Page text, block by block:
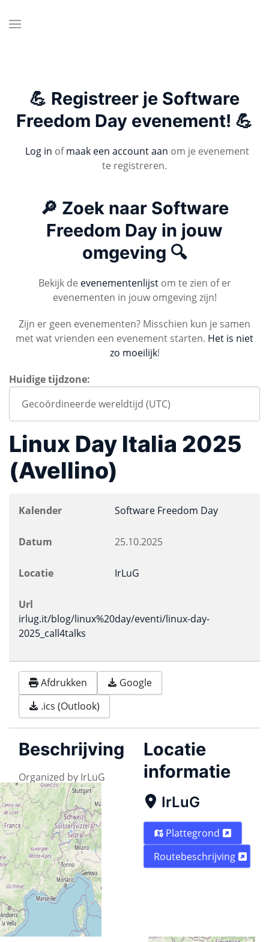
💪 Registreer je Software
Freedom Day evenement! 💪
Log in ofmaak een account aan om je evenement
te registreren.
🔎 Zoek naar Software
Freedom Day in jouw
omgeving 🔍
Bekijk de evenementenlijstom te zien of er
evenementen in jouw omgeving zijn!
Zijn er geen evenementen? Misschien kun je samen
met wat vrienden een evenement starten. Het is niet
zo moeilijk!
Huidige tijdzone:
Linux Day Italia 2025
(Avellino)
Kalender Software Freedom Day
Datum 25.10.2025
Locatie IrLuG
Url
irlug.it/blog/linux%20day/eventi/linux-day-
2025_call4talks
Afdrukken
Google
.ics (Outlook)
Beschrijving
Organized by IrLuG
Locatie
informatie
IrLuG
Plattegrond
Routebeschrijving